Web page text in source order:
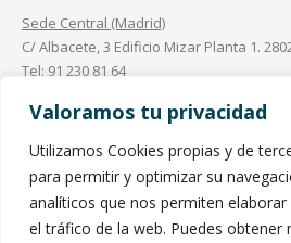
Valoramos tu privacidad
Utilizamos Cookies propias y de
para permitir y optimizar su
analíticos que nos permiten
el tráfico de la web. Puedes obtener
Sede Central (Madrid)
C/ Albacete, 3 Edificio Mizar Planta 1.
Tel: 91 230 81 64
Oficinas en España
Oficinas en el Mundo
Find us on:
Linkedin
page